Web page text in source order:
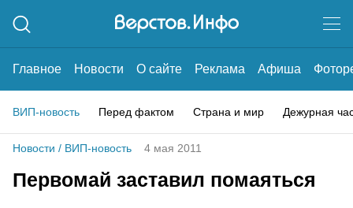
Главное Новости О сайте Реклама Афиша
ВИП-новость Перед фактом Страна и мир Дежурная
Новости / ВИП-новость 4 мая 2011
Первомай заставил помаяться